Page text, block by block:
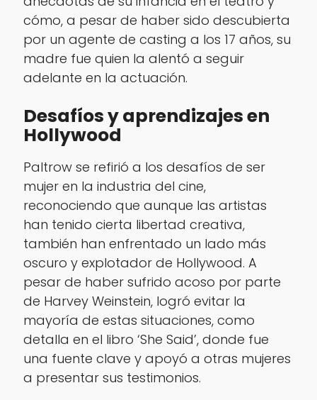
cómo, a pesar de haber sido descubierta
por un agente de casting a los 17 años, su
madre fue quien la alentó a seguir
adelante en la actuación.
Desafíos y aprendizajes en
Hollywood
Paltrow se refirió a los desafíos de ser
mujer en la industria del cine,
reconociendo que aunque las artistas
han tenido cierta libertad creativa,
también han enfrentado un lado más
oscuro y explotador de Hollywood. A
pesar de haber sufrido acoso por parte
de Harvey Weinstein, logró evitar la
mayoría de estas situaciones, como
detalla en el libro ‘She Said’, donde fue
una fuente clave y apoyó a otras mujeres
a presentar sus testimonios.